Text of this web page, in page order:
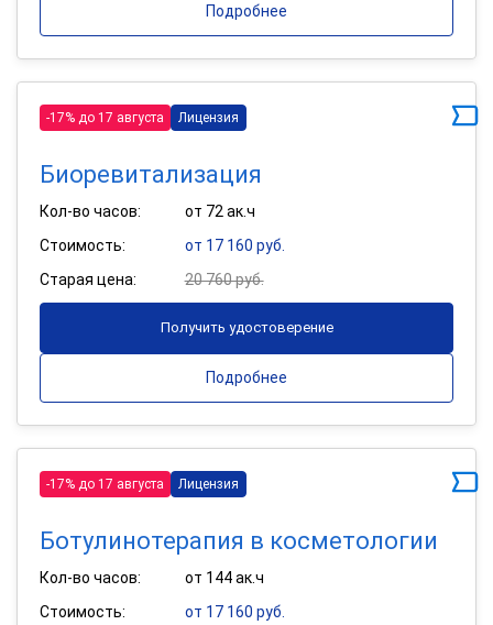
Подробнее
-17% до 17 августа Лицензия
Биоревитализация
Кол-во часов:
от 72 ак.ч
Стоимость:
от 17 160 руб.
Старая цена:
20 760 руб.
Получить удостоверение
Подробнее
-17% до 17 августа Лицензия
Ботулинотерапия в косметологии
Кол-во часов:
от 144 ак.ч
Стоимость:
от 17 160 руб.